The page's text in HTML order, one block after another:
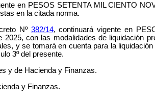
en PESOS SETENTA MIL CIENTO
en la citada norma.
Nº 382/14, continuará vigente en
con las modalidades de liquidación
y se tomará en cuenta para la
3º del presente.
y de Hacienda y Finanzas.
y Finanzas.